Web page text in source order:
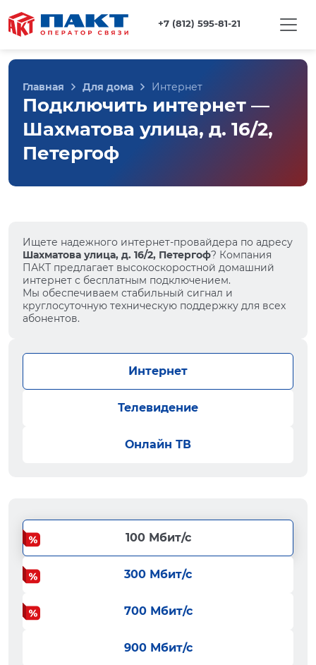
+7 (812) 595-81-21
Главная Для дома Интернет
Подключить интернет —
Шахматова улица, д. 16/2,
Петергоф
Ищете надежного интернет-провайдера по адресу
Шахматова улица, д. 16/2, Петергоф? Компания
ПАКТ предлагает высокоскоростной домашний
интернет с бесплатным подключением.
Мы обеспечиваем стабильный сигнал и
круглосуточную техническую поддержку для всех
абонентов.
Интернет
Телевидение
Онлайн ТВ
100 Мбит/с
300 Мбит/с
700 Мбит/с
900 Мбит/с